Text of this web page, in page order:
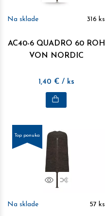
Na sklade 316 ks
AC40-6 QUADRO 60 ROH
VON NORDIC
1,40 € / ks
Top ponuka
NáhľadPorovnať
Na sklade 57 ks